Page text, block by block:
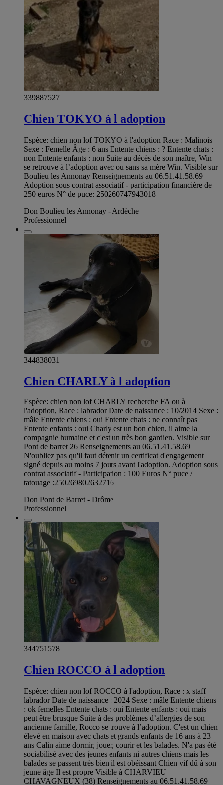
339887527
Chien TOKYO à l adoption
Espèce: chien non lof TOKYO à l'adoption Race : Malinois
Sexe : Femelle Âge : 6 ans Entente chiens : ? Entente chats :
non Entente enfants : non Suite au décès de son maître, Win
se retrouve à l’adoption avec ou sans sa mère Win. Visible sur
Boulieu les Annonay Renseignements au 06.51.41.58.69
Adoption sous contrat associatif - participation financière de
250 euros N° de puce: 250260747943018
Don Boulieu les Annonay - Ardèche
Professionnel
344838031
Chien CHARLY à l adoption
Espèce: chien non lof CHARLY recherche FA ou à
l'adoption, Race : labrador Date de naissance : 10/2014 Sexe :
mâle Entente chiens : oui Entente chats : ne connaît pas
Entente enfants : oui Charly est un bon chien, il aime la
compagnie humaine et c'est un très bon gardien. Visible sur
Pont de barret 26 Renseignements au 06.51.41.58.69
N'oubliez pas qu'il faut détenir un certificat d'engagement
signé depuis au moins 7 jours avant l'adoption. Adoption sous
contrat associatif - Participation : 100 Euros N° puce /
tatouage :250269802632716
Don Pont de Barret - Drôme
Professionnel
344751578
Chien ROCCO à l adoption
Espèce: chien non lof ROCCO à l'adoption, Race : x staff
labrador Date de naissance : 2024 Sexe : mâle Entente chiens
: ok femelles Entente chats : oui Entente enfants : oui mais
peut être brusque Suite à des problèmes d’allergies de son
ancienne famille, Rocco se trouve à l’adoption. C'est un chien
élevé en maison avec chats et grands enfants de 16 ans à 23
ans Calin aime dormir, jouer, courir et les balades. N'a pas été
sociabilisé avec des jeunes enfants ni autres chiens mais les
balades se passent très bien il est obéissant Chien vif dû à son
jeune âge Il est propre Visible à CHARVIEU
CHAVAGNEUX (38) Renseignements au 06.51.41.58.69